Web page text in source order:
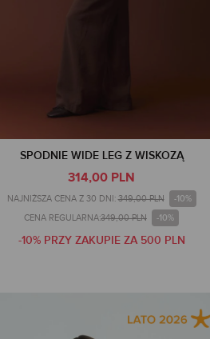
SPODNIE WIDE LEG Z WISKOZĄ
314,00 PLN
NAJNIŻSZA CENA Z 30 DNI: 349,00 PLN -10%
CENA REGULARNA:349,00 PLN -10%
-10% PRZY ZAKUPIE ZA 500 PLN